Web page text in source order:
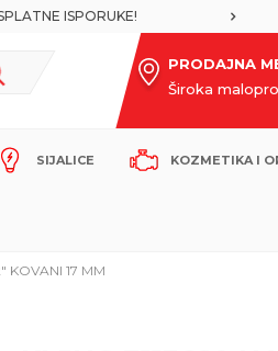
ISPORUKE!
PRODAJNA
Široka
SIJALICE KOZMETIKA I
KOVANI 17 MM